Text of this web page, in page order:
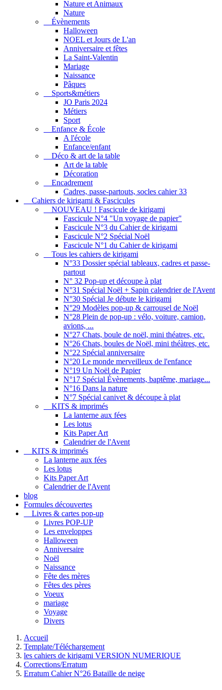
Nature et Animaux
Nature
Évènements
Halloween
NOEL et Jours de L'an
Anniversaire et fêtes
La Saint-Valentin
Mariage
Naissance
Pâques
Sports&métiers
JO Paris 2024
Métiers
Sport
Enfance & École
A l'école
Enfance/enfant
Déco & art de la table
Art de la table
Décoration
Encadrement
Cadres, passe-partouts, socles cahier 33
Cahiers de kirigami & Fascicules
NOUVEAU ! Fascicule de kirigami
Fascicule N°4 "Un voyage de papier"
Fascicule N°3 du Cahier de kirigami
Fascicule N°2 Spécial Noël
Fascicule N°1 du Cahier de kirigami
Tous les cahiers de kirigami
N°33 Dossier spécial tableaux, cadres et passe-
partout
N° 32 Pop-up et découpe à plat
N°31 Spécial Noël + Sapin calendrier de l'Avent
N°30 Spécial Je débute le kirigami
N°29 Modèles pop-up & carrousel de Noël
N°28 Plein de pop-up : vélo, voiture, camion,
avions, ...
N°27 Chats, boule de noël, mini théatres, etc.
N°26 Chats, boules de Noël, mini théàtres, etc.
N°22 Spécial anniversaire
N°20 Le monde merveilleux de l'enfance
N°19 Un Noël de Papier
N°17 Spécial Évènements, baptême, mariage...
N°16 Dans la nature
N°7 Spécial canivet & découpe à plat
KITS & imprimés
La lanterne aux fées
Les lotus
Kits Paper Art
Calendrier de l'Avent
KITS & imprimés
La lanterne aux fées
Les lotus
Kits Paper Art
Calendrier de l'Avent
blog
Formules découvertes
Livres & cartes pop-up
Livres POP-UP
Les enveloppes
Halloween
Anniversaire
Noël
Naissance
Fête des mères
Fêtes des pères
Voeux
mariage
Voyage
Divers
Accueil
Template/Téléchargement
les cahiers de kirigami VERSION NUMERIQUE
Corrections/Erratum
Erratum Cahier N°26 Bataille de neige